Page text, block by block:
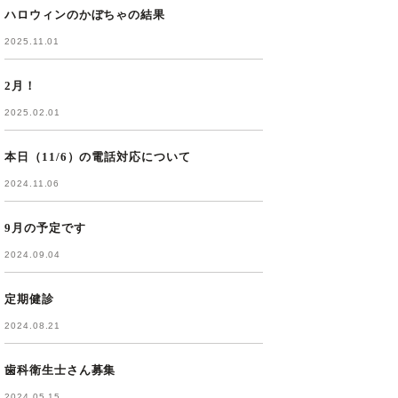
ハロウィンのかぼちゃの結果
2025.11.01
2月！
2025.02.01
本日（11/6）の電話対応について
2024.11.06
9月の予定です
2024.09.04
定期健診
2024.08.21
歯科衛生士さん募集